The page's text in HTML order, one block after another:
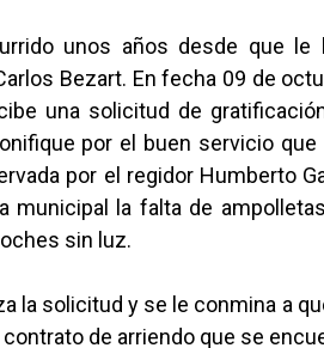
unos años desde que le
Bezart. En fecha 09 de
una solicitud de
por el buen servicio
por el regidor Humberto
municipal la falta de
sin luz.
la solicitud y se le conmina a
de arriendo que se